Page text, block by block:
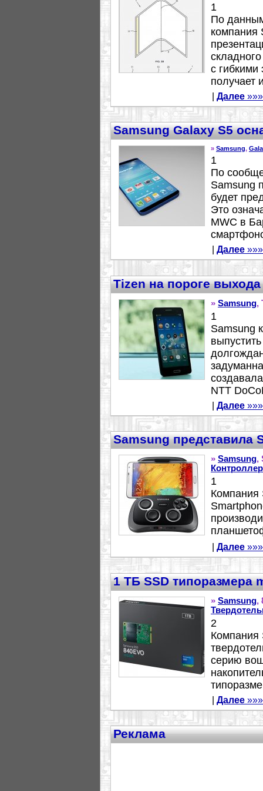
1
По
компания
с
получает
Далее »»»
Samsung Galaxy S5
» Samsung,
1
По
Samsung
будет
Это
MWC в
Далее »»»
Tizen на пороге выхода
» Samsung,
1
Samsung
NTT
Далее »»»
Samsung представила
» Samsung,
Контроллер
1
Компания
Далее »»»
1 ТБ SSD типоразмера
» Samsung,
2
Компания
серию
Далее »»»
Реклама